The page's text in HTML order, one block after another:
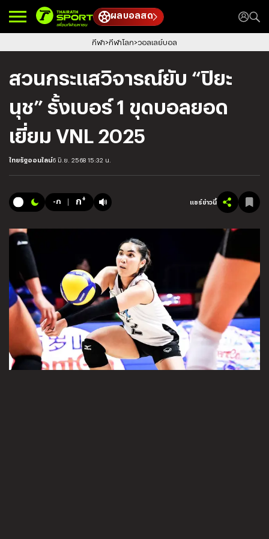
ผลบอลสด
กีฬา กีฬาโลก วอลเลย์บอล
สวนกระแสวิจารณ์ยับ “ปิยะ
นุช” รั้งเบอร์ 1 ขุดบอลยอด
เยี่ยม VNL 2025
ไทยรัฐออนไลน์6 มิ.ย. 2568 15:32 น.
-ก ก+ แชร์ข่าวนี้